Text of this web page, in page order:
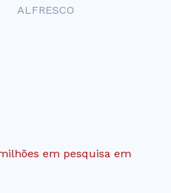
ALFRESCO
em pesquisa em